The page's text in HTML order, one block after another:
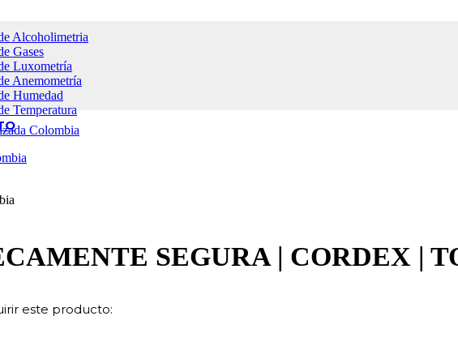
Alcoholimetria
Gases
Luxometría
Anemometría
Humedad
Temperatura
SEGURA | CORDEX |
este producto: